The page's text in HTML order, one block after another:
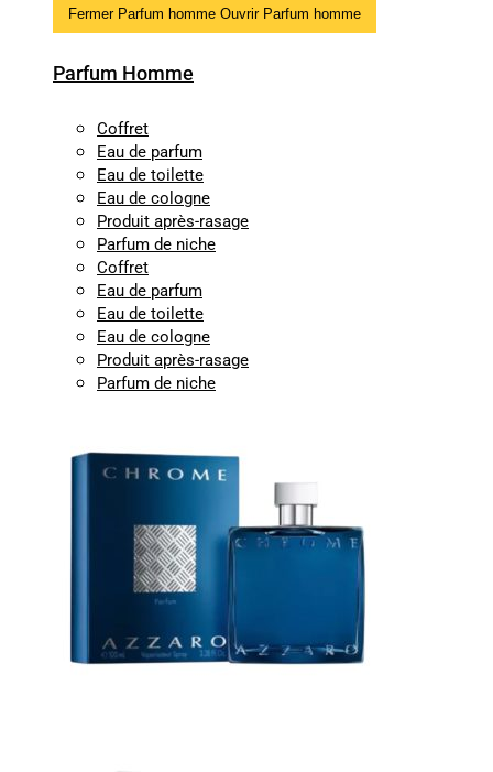
Fermer Parfum homme Ouvrir Parfum homme
Parfum Homme
Coffret
Eau de parfum
Eau de toilette
Eau de cologne
Produit après-rasage
Parfum de niche
Coffret
Eau de parfum
Eau de toilette
Eau de cologne
Produit après-rasage
Parfum de niche